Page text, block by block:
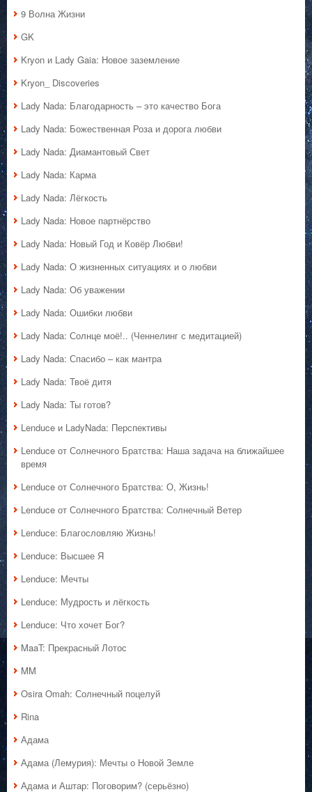
9 Волна Жизни
GK
Kryon и Lady Gaia: Новое заземление
Kryon_ Discoveries
Lady Nada: Благодарность – это качество Бога
Lady Nada: Божественная Роза и дорога любви
Lady Nada: Диамантовый Свет
Lady Nada: Карма
Lady Nada: Лёгкость
Lady Nada: Новое партнёрство
Lady Nada: Новый Год и Ковёр Любви!
Lady Nada: О жизненных ситуациях и о любви
Lady Nada: Об уважении
Lady Nada: Ошибки любви
Lady Nada: Солнце моё!.. (Ченнелинг с медитацией)
Lady Nada: Спасибо – как мантра
Lady Nada: Твоё дитя
Lady Nada: Ты готов?
Lenduce и LadyNada: Перспективы
Lenduce от Солнечного Братства: Наша задача на ближайшее
время
Lenduce от Солнечного Братства: О, Жизнь!
Lenduce от Солнечного Братства: Солнечный Ветер
Lenduce: Благословляю Жизнь!
Lenduce: Высшее Я
Lenduce: Мечты
Lenduce: Мудрость и лёгкость
Lenduce: Что хочет Бог?
MaaT: Прекрасный Лотос
MM
Osira Omah: Солнечный поцелуй
Rina
Адама
Адама (Лемурия): Мечты о Новой Земле
Адама и Аштар: Поговорим? (серьёзно)